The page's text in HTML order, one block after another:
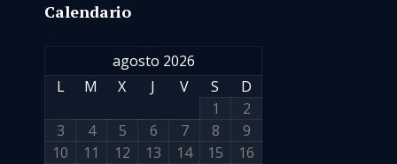
Calendario
agosto 2026
L
M X J V S
D
1
2
3
4 5 6 7 8
9
10
11 12 13 14 15
16